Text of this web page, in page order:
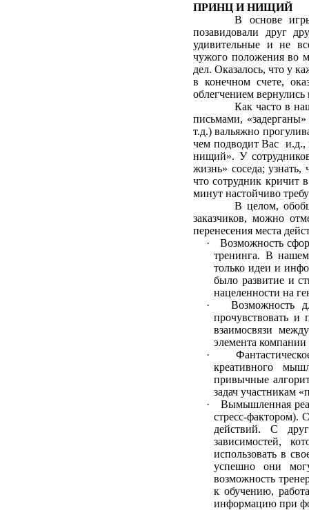
ПРИНЦ И НИЩИЙ
В основе
позавидовали друг
удивительные и не
чужого положения во
дел. Оказалось, что у
в конечном счете,
облегчением
Как часто в
письмами,
т.д.) вальяжно
чем подводит Вас и.д.,
нищий». У
жизнь» соседа; узнать,
что сотрудник кричит
минут настойчиво
В целом,
заказчиков, можно
перенесения места
· Возможность
тренинга. В нашем
только идеи и
было развитие и
нацеленности на
· Возможность для
прочувствовать и
взаимосвязи
элемента компании
·
креативного
привычные
задач участникам
· Вымышленная
стресс-фактором).
действий. С
зависимостей,
использовать в
успешно они
возможность
к обучению,
информацию при